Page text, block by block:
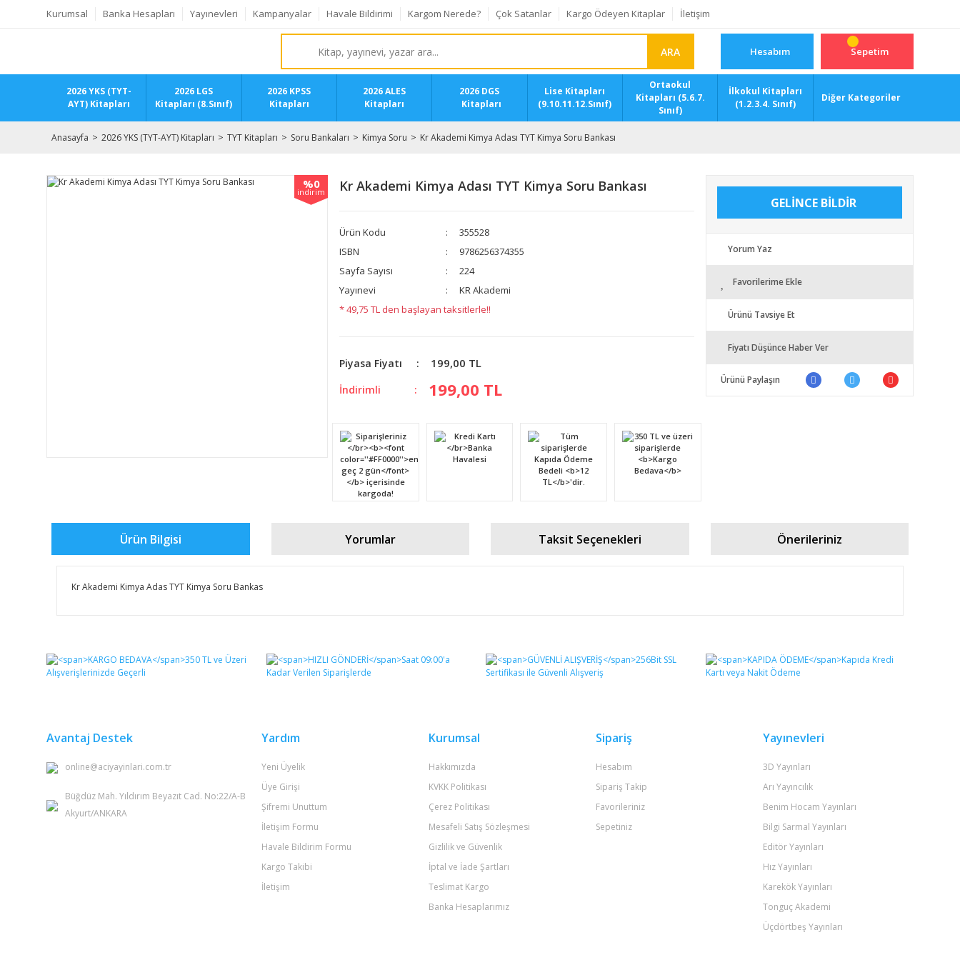
Kurumsal Banka Hesapları Yayınevleri Kampanyalar Havale Bildirimi Kargom Nerede? Çok Satanlar Kargo Ödeyen Kitaplar İletişim
ARA Hesabım Sepetim
2026 YKS (TYT-
AYT) Kitapları
2026 LGS
Kitapları (8.Sınıf)
2026 KPSS
Kitapları
2026 ALES
Kitapları
2026 DGS
Kitapları
Lise Kitapları
(9.10.11.12.Sınıf)
Ortaokul
Kitapları (5.6.7.
Sınıf)
İlkokul Kitapları
(1.2.3.4. Sınıf)
Diğer Kategoriler
Anasayfa 2026 YKS (TYT-AYT) Kitapları TYT Kitapları Soru Bankaları Kimya Soru Kr Akademi Kimya Adası TYT Kimya Soru Bankası
%0
indirim Kr Akademi Kimya Adası TYT Kimya Soru Bankası
Ürün Kodu
355528
ISBN
9786256374355
Sayfa Sayısı
224
Yayınevi
KR Akademi
* 49,75 TL den başlayan taksitlerle!!
Piyasa Fiyatı 199,00 TL
İndirimli 199,00 TL
GELİNCE BİLDİR
Yorum Yaz
Favorilerime Ekle
Ürünü Tavsiye Et
Fiyatı Düşünce Haber Ver
Ürünü Paylaşın
Ürün Bilgisi Yorumlar Taksit Seçenekleri Önerileriniz
Kr Akademi Kimya Adas TYT Kimya Soru Bankas
Bu ürüne ilk yorumu siz yapın!
Görüş ve önerileriniz için teşekkür ederiz.
Bu ürüne benzer farklı alternatifler olmalı.
Gönder
Avantaj Destek
online@aciyayinlari.com.tr
Büğdüz Mah. Yıldırım Beyazıt Cad. No:22/A-B
Akyurt/ANKARA
Yardım
Yeni Üyelik
Üye Girişi
Şifremi Unuttum
İletişim Formu
Havale Bildirim Formu
Kargo Takibi
İletişim
Kurumsal
Hakkımızda
KVKK Politikası
Çerez Politikası
Mesafeli Satış Sözleşmesi
Gizlilik ve Güvenlik
İptal ve İade Şartları
Teslimat Kargo
Banka Hesaplarımız
Sipariş
Hesabım
Sipariş Takip
Favorileriniz
Sepetiniz
Yayınevleri
3D Yayınları
Arı Yayıncılık
Benim Hocam Yayınları
Bilgi Sarmal Yayınları
Editör Yayınları
Hız Yayınları
Karekök Yayınları
Tonguç Akademi
Üçdörtbeş Yayınları